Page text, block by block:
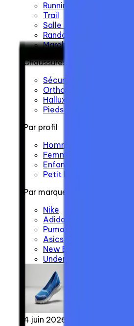
Running
Trail
Salle / Fitness / Crossfit
Randonnée
Marche / Ville
Chaussures spécialisées
Sécurité
Orthopédie
Hallux valgus
Pieds plats
Par profil
Homme
Femme
Enfant
Petit budget
Par marque
Nike
Adidas
Puma
Asics
New Balance
Under Armour
4 juin 2026